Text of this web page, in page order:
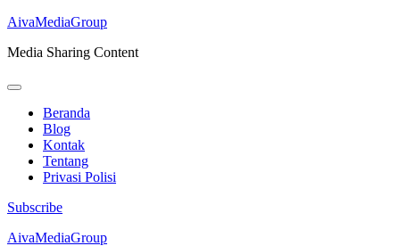
AivaMediaGroup
Media Sharing Content
Beranda
Blog
Kontak
Tentang
Privasi Polisi
Subscribe
Lompat
AivaMediaGroup